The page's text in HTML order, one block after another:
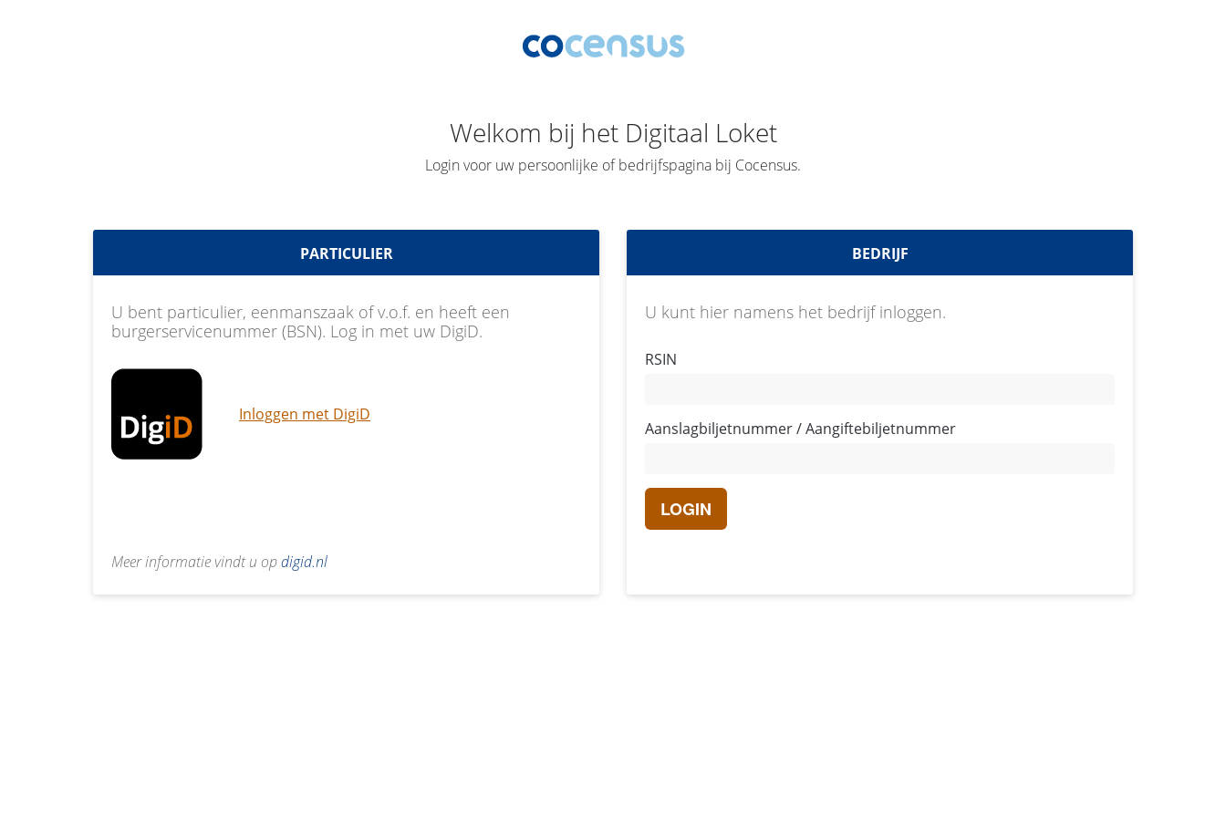
Welkom bij het Digitaal Loket
Login voor uw persoonlijke of bedrijfspagina bij Cocensus.
PARTICULIER
U bent particulier, eenmanszaak of v.o.f. en heeft een
burgerservicenummer (BSN). Log in met uw DigiD.
Inloggen met DigiD
Meer informatie vindt u opdigid.nl
BEDRIJF
U kunt hier namens het bedrijf inloggen.
RSIN
Aanslagbiljetnummer / Aangiftebiljetnummer